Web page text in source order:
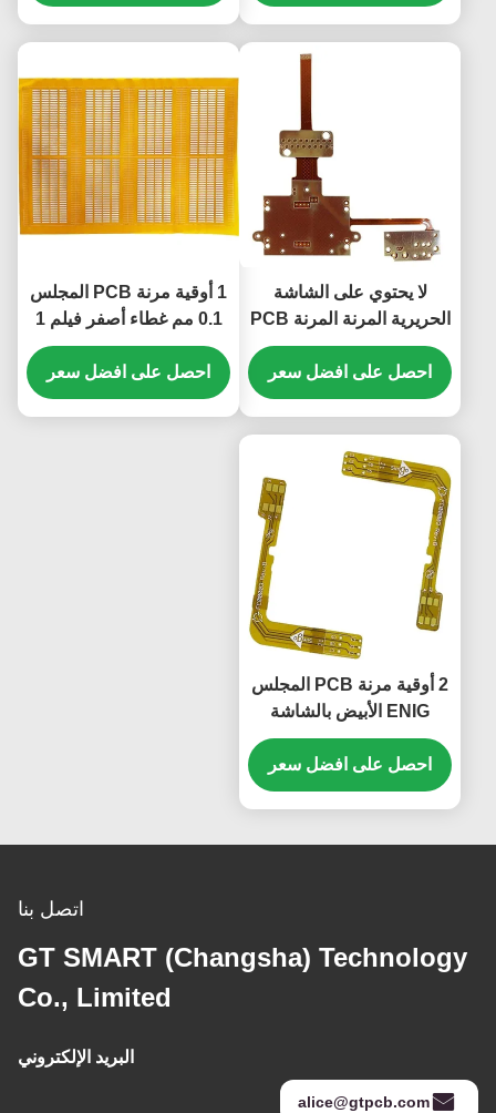
لا يحتوي على الشاشة
الحريرية المرنة المرنة PCB
1 طبقة Flex PCB Board
ENIG
احصل على افضل سعر
1 أوقية مرنة PCB المجلس
0.1 مم غطاء أصفر فيلم 1
طبقة فليكس ثنائي الفينيل
متعدد الكلور
احصل على افضل سعر
2 أوقية مرنة PCB المجلس
ENIG الأبيض بالشاشة
الحريرية PCB 1 طبقة
فليكس ثنائي الفينيل متعدد
الكلور
احصل على افضل سعر
اتصل بنا
GT SMART (Changsha) Technology
Co., Limited
البريد الإلكتروني
alice@gtpcb.com